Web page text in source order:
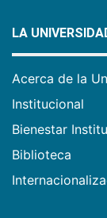
LA
Acerca de la
Institucional
Bienestar
Biblioteca